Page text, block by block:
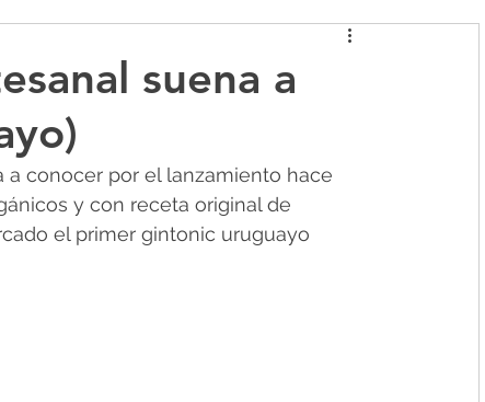
suena a
a conocer por el lanzamiento hace
y con receta original de
el primer gintonic uruguayo